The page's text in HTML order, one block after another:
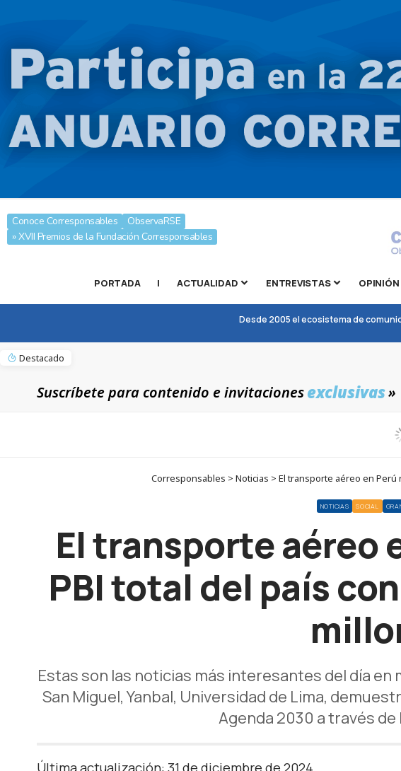
Conoce Corresponsables
ObservaRSE
» XVII Premios de la Fundación Corresponsables
PORTADA | ACTUALIDAD ENTREVISTAS OPINIÓN
Desde 2005 el ecosistema de
Destacado
Suscríbete para contenido e invitacionesexclusivas»
Corresponsables > Noticias > El transporte aéreo en
NOTICIAS SOCIAL
El transporte aéreo
PBI total del país
Estas son las noticias más interesantes del día
San Miguel, Yanbal, Universidad de Lima,
Agenda 2030 a través
Última actualización: 31 de diciembre de 2024